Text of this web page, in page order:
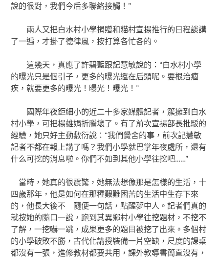
說的很對，我們今后多聯絡接觸！”
兩人又把白水村小學捐贈和貓村宣揚推行的日程談講
了一遍，才掛了德律風，按打算各忙各的。
這幾天，真應了許碧藍跟記慧敏說的：“白水村小學
的曝光只是個引子，更多的曝光還在后頭呢。要根治痼
疾，就要更多的曝光！曝光！曝光！”
國際年夜鉅細小的近二十多家媒體記者，簇擁到白水
村小學，可把楊雄娟折騰壞了。有了前次宣揚部長批駁的
經驗，她只好主動敷衍說：“我們黌舍的事，前次記慧敏
記者不都在報上講了嗎？我們小學就巴掌年夜處所，還有
什么可挖的消息啦。你們不如到其他小學往挖吧……”
當時，她真的很震驚，她無法想像那是怎樣的生活，十
四歲那年，他是如何在那種艱難困苦的生活中生存下來
的，他長大後不 隨便一句話，點醒夢中人。記者們真的
就按她的隨口一說，跑到其異鄉村小學往挖題材，不挖不
了解，一挖嚇一跳，成果更多的題目被挖了出來。多個村
的小學破敗不勝，古代化講授裝備一片空缺，尺度的課桌
都沒有一張，進修教材都要共用，課外教導書簡直沒有，